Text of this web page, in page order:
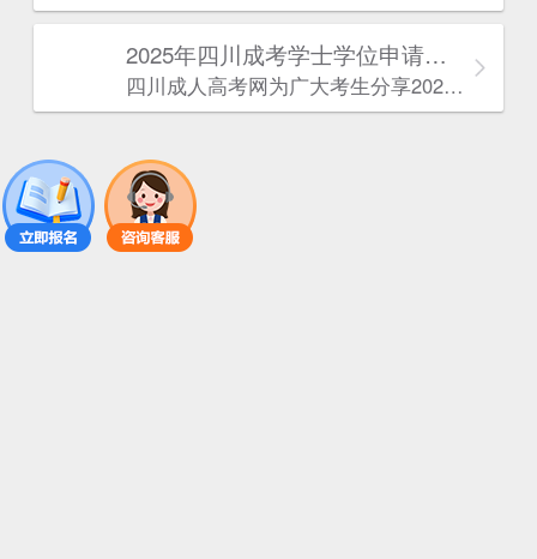
2025年‌‌‌‌四川成考学士学位申请条件
四川成人高考网​为广大考生分享2025年‌‌‌‌四川成考学士学位申请条件。为广大在职人员和社会人士提供学历提升的机会。更多四川成考考试信息，欢迎在线访问四川成人高考网。